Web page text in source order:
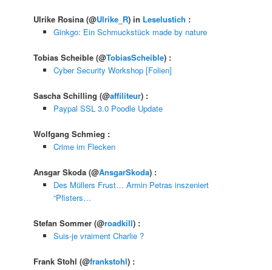
Ulrike Rosina(@Ulrike_R) in Leselustich :
Ginkgo: Ein Schmuckstück made by nature
Tobias Scheible(@TobiasScheible) :
Cyber Security Workshop [Folien]
Sascha Schilling(@affiliteur) :
Paypal SSL 3.0 Poodle Update
Wolfgang Schmieg :
Crime im Flecken
Ansgar Skoda(@AnsgarSkoda) :
Des Müllers Frust… Armin Petras inszeniert
“Pfisters…
Stefan Sommer(@roadkill) :
Suis-je vraiment Charlie ?
Frank Stohl(@frankstohl) :